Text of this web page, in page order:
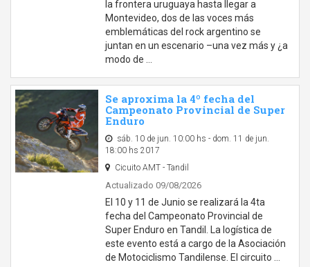
la frontera uruguaya hasta llegar a
Montevideo, dos de las voces más
emblemáticas del rock argentino se
juntan en un escenario –una vez más y ¿a
modo de …
Se aproxima la 4º fecha del
Campeonato Provincial de Super
Enduro
sáb. 10 de jun. 10:00 hs - dom. 11 de jun.
18:00 hs 2017
Cicuito AMT - Tandil
Actualizado 09/08/2026
El 10 y 11 de Junio se realizará la 4ta
fecha del Campeonato Provincial de
Super Enduro en Tandil. La logística de
este evento está a cargo de la Asociación
de Motociclismo Tandilense. El circuito …